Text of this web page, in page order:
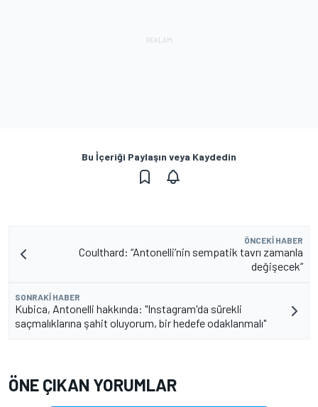
Bu İçeriği Paylaşın veya Kaydedin
ÖNCEKI HABER
Coulthard: “Antonelli’nin sempatik tavrı zamanla
değişecek”
SONRAKI HABER
Kubica, Antonelli hakkında: "Instagram'da sürekli
saçmalıklarına şahit oluyorum, bir hedefe odaklanmalı"
ÖNE ÇIKAN YORUMLAR